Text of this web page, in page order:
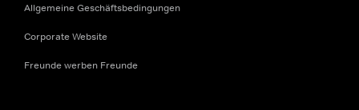
Allgemeine Geschäftsbedingungen
Corporate Website
Freunde werben Freunde